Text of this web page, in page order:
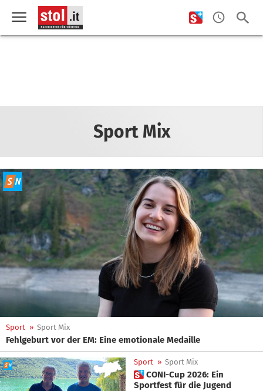
Sport Mix
Sport » Sport Mix
Fehlgeburt vor der EM: Eine emotionale Medaille
Sport » Sport Mix
 CONI-Cup 2026: Ein
Sportfest für die Jugend